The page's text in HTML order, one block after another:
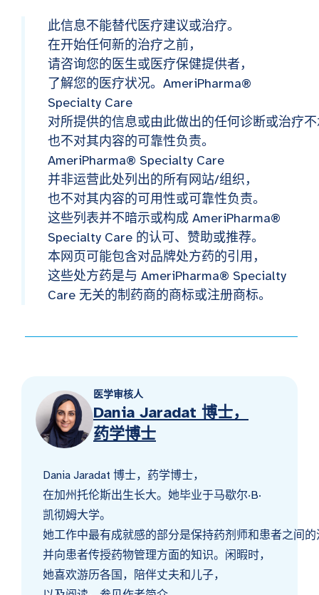
此信息不能替代医疗建议或治疗。
在开始任何新的治疗之前，
请咨询您的医生或医疗保健提供者，
了解您的医疗状况。AmeriPharma®
Specialty Care
对所提供的信息或由此做出的任何诊断或治疗
也不对其内容的可靠性负责。
AmeriPharma® Specialty Care
并非运营此处列出的所有网站/组织，
也不对其内容的可用性或可靠性负责。
这些列表并不暗示或构成 AmeriPharma®
Specialty Care 的认可、赞助或推荐。
本网页可能包含对品牌处方药的引用，
这些处方药是与 AmeriPharma® Specialty
Care 无关的制药商的商标或注册商标。
医学审核人
Dania Jaradat 博士，
药学博士
Dania Jaradat 博士，药学博士，
在加州托伦斯出生长大。她毕业于马歇尔·B·
凯彻姆大学。
她工作中最有成就感的部分是保持药剂师和患者之间
并向患者传授药物管理方面的知识。闲暇时，
她喜欢游历各国，陪伴丈夫和儿子，